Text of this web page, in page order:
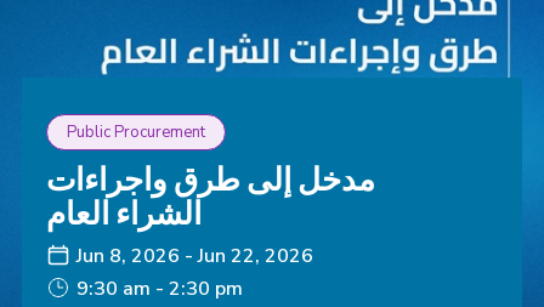
Public Procurement
مدخل إلى طرق واجراءات
الشراء العام
Jun 8, 2026 - Jun 22, 2026
9:30 am - 2:30 pm